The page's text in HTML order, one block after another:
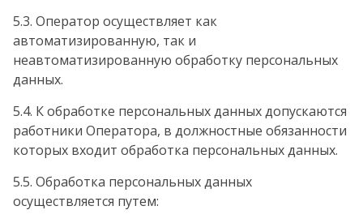
5.3. Оператор осуществляет как
автоматизированную, так и
неавтоматизированную обработку персональных
данных.
5.4. К обработке персональных данных допускаются
работники Оператора, в должностные обязанности
которых входит обработка персональных данных.
5.5. Обработка персональных данных
осуществляется путем: